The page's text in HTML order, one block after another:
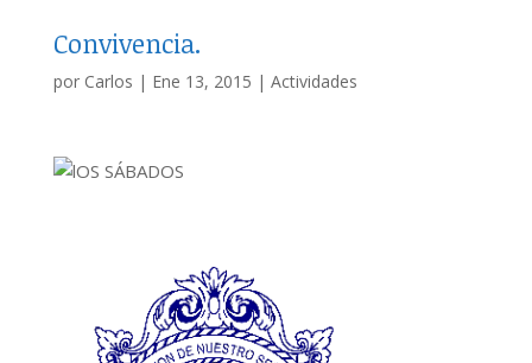
Convivencia.
por Carlos | Ene 13, 2015 | Actividades